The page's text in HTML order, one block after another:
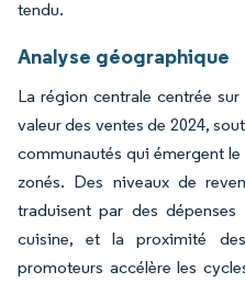
tendu.
Analyse géographique
La région centrale centrée
valeur des ventes de 2024,
communautés qui émergent
zonés. Des niveaux de
traduisent par des
cuisine, et la proximité
promoteurs accélère les